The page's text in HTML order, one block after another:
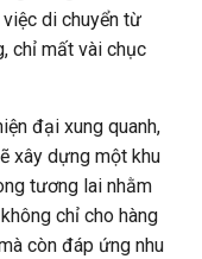
di chuyển từ
chỉ mất vài chục
đại xung quanh,
xây dựng một khu
tương lai nhằm
chỉ cho hàng
còn đáp ứng nhu